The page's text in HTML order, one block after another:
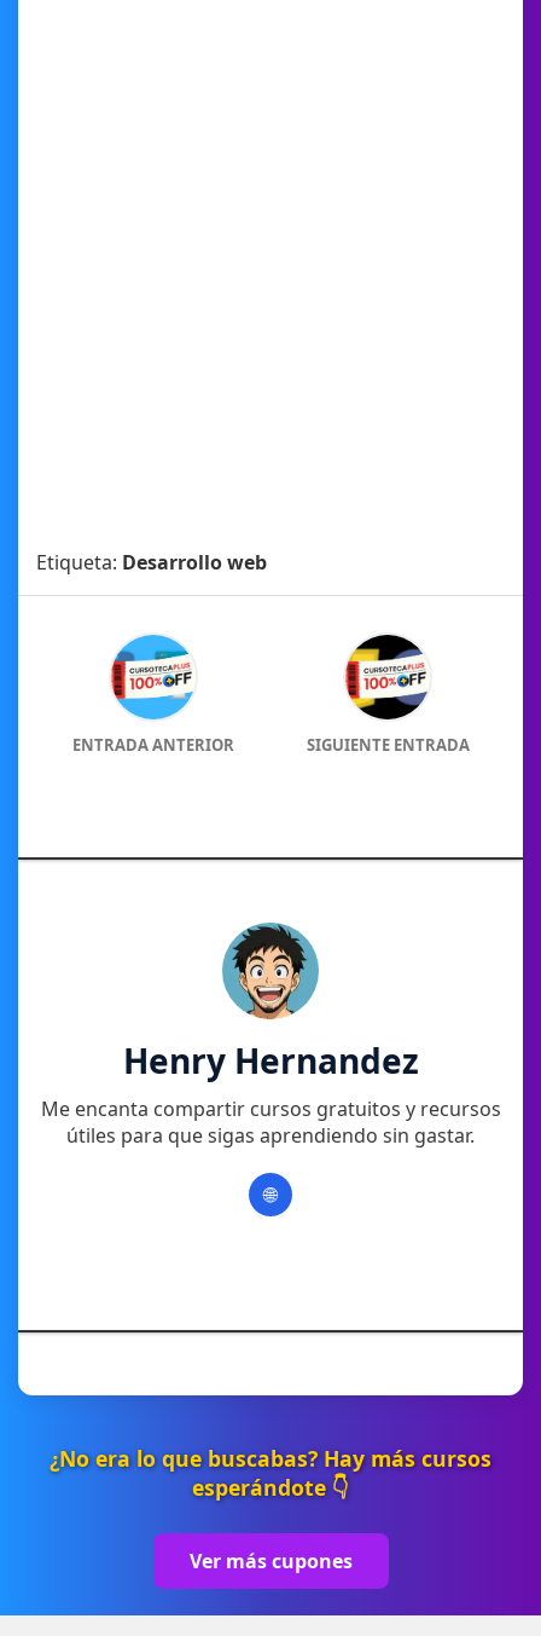
Etiqueta: Desarrollo web
ENTRADA ANTERIOR SIGUIENTE ENTRADA
Henry Hernandez
Me encanta compartir cursos gratuitos y recursos
útiles para que sigas aprendiendo sin gastar.
🌐
¿No era lo que buscabas? Hay más cursos
esperándote 👇
Ver más cupones